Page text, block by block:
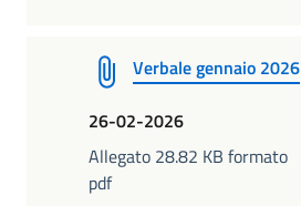
Verbale gennaio 2026
26-02-2026
Allegato 28.82 KB formato
pdf